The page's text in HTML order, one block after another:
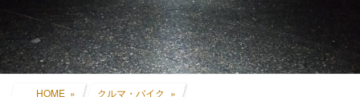
HOME
クルマ・バイク